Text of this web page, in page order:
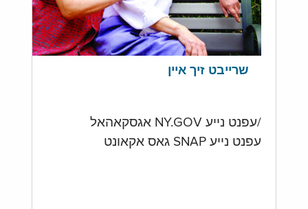
שרייבט זיך איין
/עפנט נייע NY.GOV אגסקאהאל
עפנט נייע SNAP גאס אקאונט